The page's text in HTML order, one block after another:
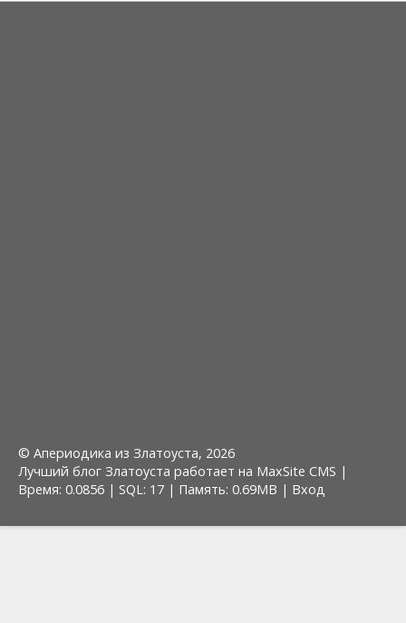
© Апериодика из Златоуста, 2026
Лучший блог Златоуста работает на MaxSite CMS |
Время: 0.0856 | SQL: 17 | Память: 0.69MB | Вход